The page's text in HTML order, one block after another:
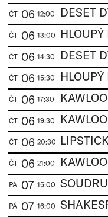
ČT 06 12:00 DESET
ČT 06 13:00
ČT 06 14:30 DESET
ČT 06 15:30
ČT 06 17:30
ČT 06 19:30
ČT 06 20:30
ČT 06 21:00
PÁ 07 15:00
PÁ 07 16:00